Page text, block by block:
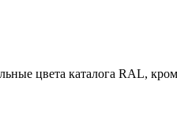
цвета каталога RAL,